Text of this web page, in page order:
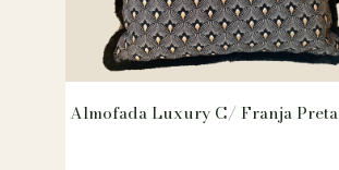
Almofada Luxury C/ Franja Preta